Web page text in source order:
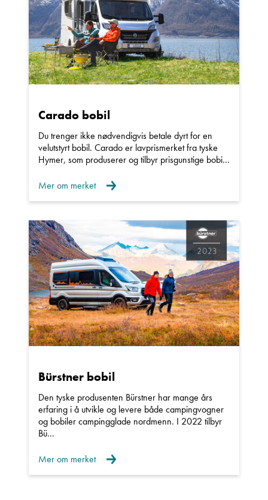
Beskrivelse
Personvernerklæring ogVilkår for bruk
Ta kontakt
Carado bobil
Du trenger ikke nødvendigvis betale dyrt for en
velutstyrt bobil. Carado er lavprismerket fra tyske
Hymer, som produserer og tilbyr prisgunstige bobi...
Mer om merket
Bürstner bobil
Den tyske produsenten Bürstner har mange års
erfaring i å utvikle og levere både campingvogner
og bobiler campingglade nordmenn. I 2022 tilbyr
Bü...
Mer om merket